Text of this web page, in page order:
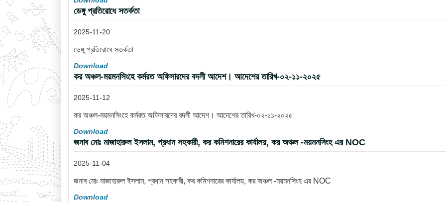
ডেঙ্গু প্রতিরোধে সতর্কতা
2025-11-20
ডেঙ্গু প্রতিরোধে সতর্কতা
Download
কর অঞ্চল-ময়মনসিংহে কর্মরত অফিসারদের বদলী আদেশ। আদেশের তারিখ-০২-১১-২০২৫
2025-11-12
কর অঞ্চল-ময়মনসিংহে কর্মরত অফিসারদের বদলী আদেশ। আদেশের তারিখ-০২-১১-২০২৫
Download
জনাব মোঃ মাজাহারুল ইসলাম, প্রধান সহকারী, কর কমিশনারের কার্যালয়, কর অঞ্চল -ময়মনসিংহ এর NOC
2025-11-04
জনাব মোঃ মাজাহারুল ইসলাম, প্রধান সহকারী, কর কমিশনারের কার্যালয়, কর অঞ্চল -ময়মনসিংহ এর NOC
Download